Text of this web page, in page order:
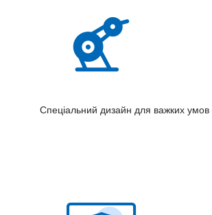
Спеціальний дизайн для важких умов